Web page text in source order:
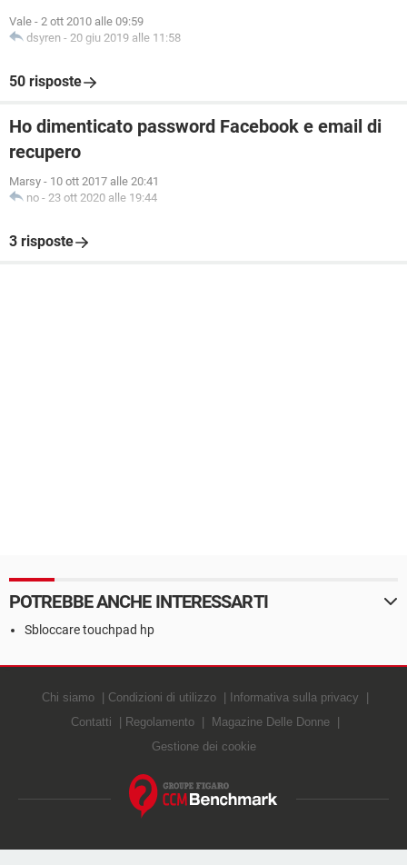
Vale - 2 ott 2010 alle 09:59
dsyren - 20 giu 2019 alle 11:58
50 risposte
Ho dimenticato password Facebook e email di
recupero
Marsy - 10 ott 2017 alle 20:41
no - 23 ott 2020 alle 19:44
3 risposte
POTREBBE ANCHE INTERESSARTI
Sbloccare touchpad hp
Chi siamo Condizioni di utilizzo
Informativa sulla privacy
Contatti
Regolamento
Magazine Delle Donne
Gestione dei cookie